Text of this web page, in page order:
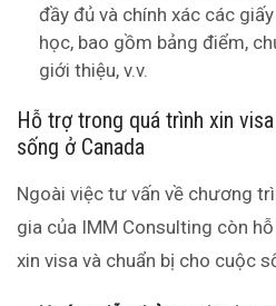
đầy đủ và chính xác các
học, bao gồm bảng điểm,
giới thiệu, v.v.
Hỗ trợ trong quá trình xin
sống ở Canada
Ngoài việc tư vấn về chương
gia của IMM Consulting còn
xin visa và chuẩn bị cho cuộc